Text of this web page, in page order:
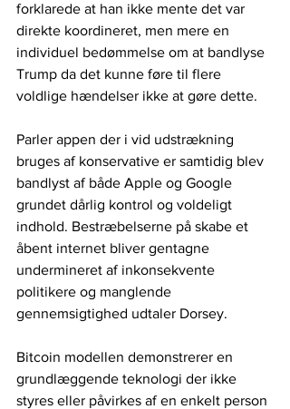
forklarede at han ikke mente det var
direkte koordineret, men mere en
individuel bedømmelse om at bandlyse
Trump da det kunne føre til flere
voldlige hændelser ikke at gøre dette.
Parler appen der i vid udstrækning
bruges af konservative er samtidig blev
bandlyst af både Apple og Google
grundet dårlig kontrol og voldeligt
indhold. Bestræbelserne på skabe et
åbent internet bliver gentagne
undermineret af inkonsekvente
politikere og manglende
gennemsigtighed udtaler Dorsey.
Bitcoin modellen demonstrerer en
grundlæggende teknologi der ikke
styres eller påvirkes af en enkelt person